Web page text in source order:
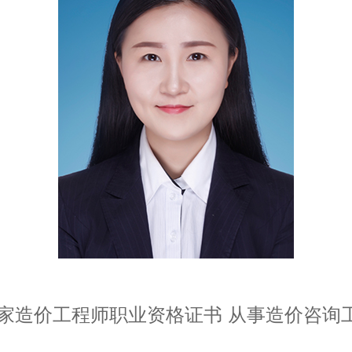
造价工程师职业资格证书 从事造价咨询